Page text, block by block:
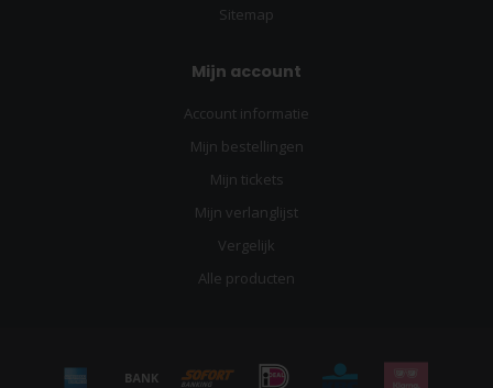
Sitemap
Mijn account
Account informatie
Mijn bestellingen
Mijn tickets
Mijn verlanglijst
Vergelijk
Alle producten